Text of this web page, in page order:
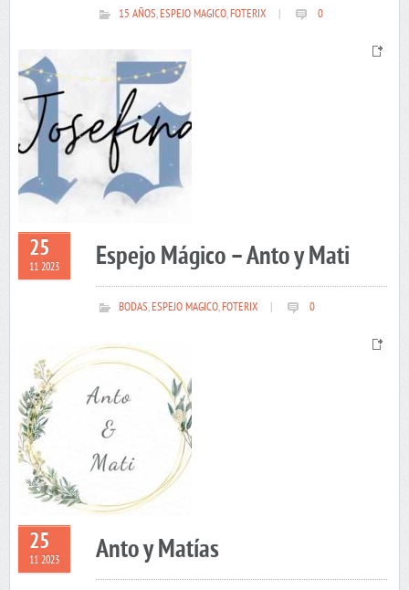
15 AÑOS,ESPEJO MAGICO,FOTERIX 0
25
11 2023 Espejo Mágico – Anto y Mati
BODAS,ESPEJO MAGICO,FOTERIX 0
25
11 2023 Anto y Matías